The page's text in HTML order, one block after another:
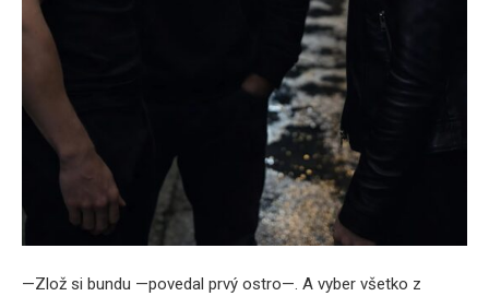
—Zlož si bundu —povedal prvý ostro—. A vyber všetko z